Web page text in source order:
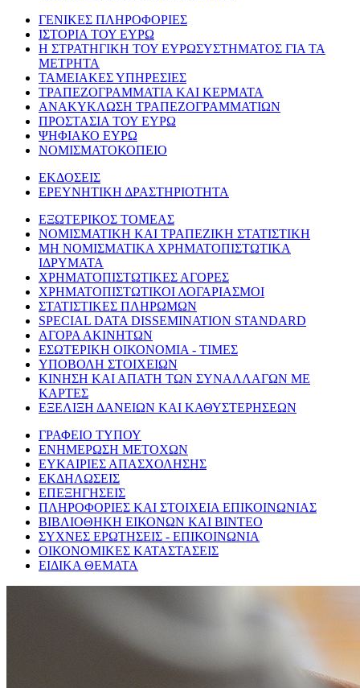
ΓΕΝΙΚΕΣ ΠΛΗΡΟΦΟΡΙΕΣ
ΙΣΤΟΡΙΑ ΤΟΥ ΕΥΡΩ
Η ΣΤΡΑΤΗΓΙΚΗ ΤΟΥ ΕΥΡΩΣΥΣΤΗΜΑΤΟΣ ΓΙΑ ΤΑ
ΜΕΤΡΗΤΑ
ΤΑΜΕΙΑΚΕΣ ΥΠΗΡΕΣΙΕΣ
ΤΡΑΠΕΖΟΓΡΑΜΜΑΤΙΑ ΚΑΙ ΚΕΡΜΑΤΑ
ΑΝΑΚΥΚΛΩΣΗ ΤΡΑΠΕΖΟΓΡΑΜΜΑΤΙΩΝ
ΠΡΟΣΤΑΣΙΑ ΤΟΥ ΕΥΡΩ
ΨΗΦΙΑΚΟ ΕΥΡΩ
ΝΟΜΙΣΜΑΤΟΚΟΠΕΙΟ
ΕΚΔΟΣΕΙΣ
ΕΡΕΥΝΗΤΙΚΗ ΔΡΑΣΤΗΡΙΟΤΗΤΑ
ΕΞΩΤΕΡΙΚΟΣ ΤΟΜΕΑΣ
ΝΟΜΙΣΜΑΤΙΚΗ ΚΑΙ ΤΡΑΠΕΖΙΚΗ ΣΤΑΤΙΣΤΙΚΗ
ΜΗ ΝΟΜΙΣΜΑΤΙΚΑ ΧΡΗΜΑΤΟΠΙΣΤΩΤΙΚΑ
ΙΔΡΥΜΑΤΑ
ΧΡΗΜΑΤΟΠΙΣΤΩΤΙΚΕΣ ΑΓΟΡΕΣ
ΧΡΗΜΑΤΟΠΙΣΤΩΤΙΚΟΙ ΛΟΓΑΡΙΑΣΜΟΙ
ΣΤΑΤΙΣΤΙΚΕΣ ΠΛΗΡΩΜΩΝ
SPECIAL DATA DISSEMINATION STANDARD
ΑΓΟΡΑ ΑΚΙΝΗΤΩΝ
ΕΣΩΤΕΡΙΚΗ ΟΙΚΟΝΟΜΙΑ - ΤΙΜΕΣ
ΥΠΟΒΟΛΗ ΣΤΟΙΧΕΙΩΝ
ΚΙΝΗΣΗ ΚΑΙ ΑΠΑΤΗ ΤΩΝ ΣΥΝΑΛΛΑΓΩΝ ΜΕ
ΚΑΡΤΕΣ
ΕΞΕΛΙΞΗ ΔΑΝΕΙΩΝ ΚΑΙ ΚΑΘΥΣΤΕΡΗΣΕΩΝ
ΓΡΑΦΕΙΟ ΤΥΠΟΥ
ΕΝΗΜΕΡΩΣΗ ΜΕΤΟΧΩΝ
ΕΥΚΑΙΡΙΕΣ ΑΠΑΣΧΟΛΗΣΗΣ
ΕΚΔΗΛΩΣΕΙΣ
ΕΠΕΞΗΓΗΣΕΙΣ
ΠΛΗΡΟΦΟΡΙΕΣ ΚΑΙ ΣΤΟΙΧΕΙΑ ΕΠΙΚΟΙΝΩΝΙΑΣ
ΒΙΒΛΙΟΘΗΚΗ ΕΙΚΟΝΩΝ ΚΑΙ ΒΙΝΤΕΟ
ΣΥΧΝΕΣ ΕΡΩΤΗΣΕΙΣ - ΕΠΙΚΟΙΝΩΝΙΑ
ΟΙΚΟΝΟΜΙΚΕΣ ΚΑΤΑΣΤΑΣΕΙΣ
ΕΙΔΙΚΑ ΘΕΜΑΤΑ